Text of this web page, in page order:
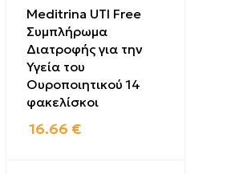
Meditrina UTI Free
Συμπλήρωμα
Διατροφής για την
Υγεία του
Ουροποιητικού 14
φακελίσκοι
16.66 €